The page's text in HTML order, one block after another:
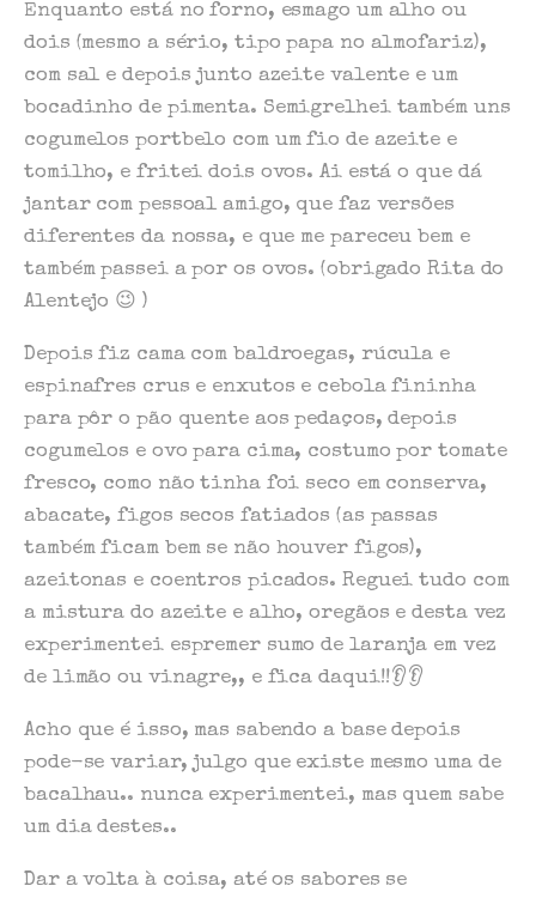
Enquanto está no forno, esmago um alho ou
dois (mesmo a sério, tipo papa no almofariz),
com sal e depois junto azeite valente e um
bocadinho de pimenta. Semigrelhei também uns
cogumelos portbelo com um fio de azeite e
tomilho, e fritei dois ovos. Ai está o que dá
jantar com pessoal amigo, que faz versões
diferentes da nossa, e que me pareceu bem e
também passei a por os ovos. (obrigado Rita do
Alentejo 😉 )
Depois fiz cama com baldroegas, rúcula e
espinafres crus e enxutos e cebola fininha
para pôr o pão quente aos pedaços, depois
cogumelos e ovo para cima, costumo por tomate
fresco, como não tinha foi seco em conserva,
abacate, figos secos fatiados (as passas
também ficam bem se não houver figos),
azeitonas e coentros picados. Reguei tudo com
a mistura do azeite e alho, oregãos e desta vez
experimentei espremer sumo de laranja em vez
de limão ou vinagre,, e fica daqui!!👂👂
Acho que é isso, mas sabendo a base depois
pode-se variar, julgo que existe mesmo uma de
bacalhau.. nunca experimentei, mas quem sabe
um dia destes..
Dar a volta à coisa, até os sabores se